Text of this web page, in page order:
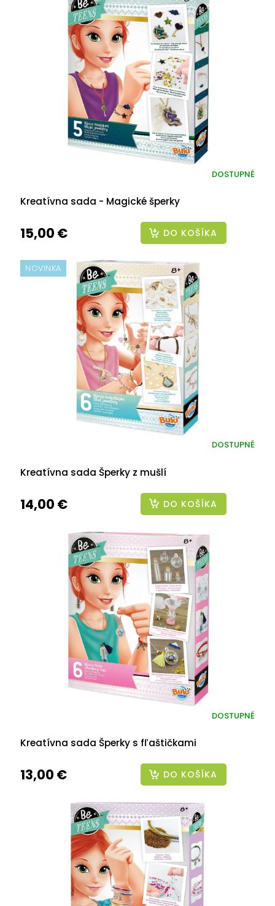
Kreatívna sada - Magické šperky
DOSTUPNÉ
15,00 € DO KOŠÍKA
NOVINKA
Kreatívna sada Šperky z mušlí
DOSTUPNÉ
14,00 € DO KOŠÍKA
Kreatívna sada Šperky s fľaštičkami
DOSTUPNÉ
13,00 € DO KOŠÍKA